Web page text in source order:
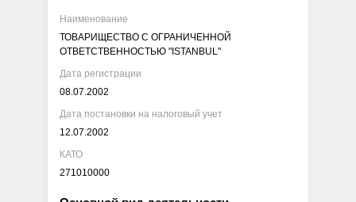
Наименование
ТОВАРИЩЕСТВО С ОГРАНИЧЕННОЙ
ОТВЕТСТВЕННОСТЬЮ "ISTANBUL"
Дата регистрации
08.07.2002
Дата постановки на налоговый учет
12.07.2002
КАТО
271010000